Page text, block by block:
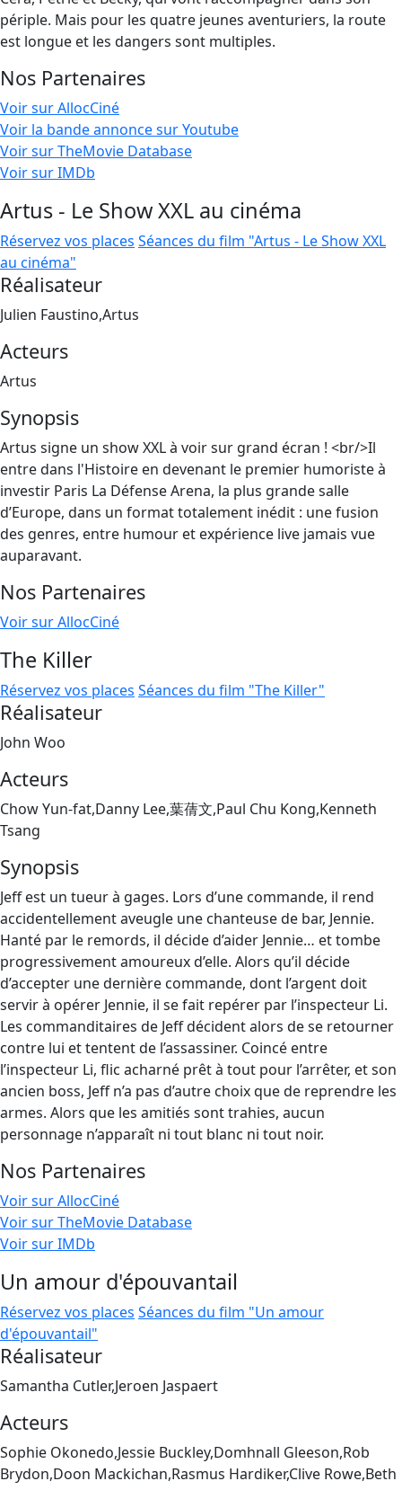
périple. Mais pour les quatre jeunes aventuriers, la route
est longue et les dangers sont multiples.
Nos Partenaires
Voir sur AllocCiné
Voir la bande annonce sur Youtube
Voir sur TheMovie Database
Voir sur IMDb
Artus - Le Show XXL au cinéma
Réservez vos places Séances du film "Artus - Le Show XXL
au cinéma"
Réalisateur
Julien Faustino,Artus
Acteurs
Artus
Synopsis
Artus signe un show XXL à voir sur grand écran ! <br/>Il
entre dans l'Histoire en devenant le premier humoriste à
investir Paris La Défense Arena, la plus grande salle
d’Europe, dans un format totalement inédit : une fusion
des genres, entre humour et expérience live jamais vue
auparavant.
Nos Partenaires
Voir sur AllocCiné
The Killer
Réservez vos places Séances du film "The Killer"
Réalisateur
John Woo
Acteurs
Chow Yun-fat,Danny Lee,葉蒨文,Paul Chu Kong,Kenneth
Tsang
Synopsis
Jeff est un tueur à gages. Lors d’une commande, il rend
accidentellement aveugle une chanteuse de bar, Jennie.
Hanté par le remords, il décide d’aider Jennie… et tombe
progressivement amoureux d’elle. Alors qu’il décide
d’accepter une dernière commande, dont l’argent doit
servir à opérer Jennie, il se fait repérer par l’inspecteur Li.
Les commanditaires de Jeff décident alors de se retourner
contre lui et tentent de l’assassiner. Coincé entre
l’inspecteur Li, flic acharné prêt à tout pour l’arrêter, et son
ancien boss, Jeff n’a pas d’autre choix que de reprendre les
armes. Alors que les amitiés sont trahies, aucun
personnage n’apparaît ni tout blanc ni tout noir.
Nos Partenaires
Voir sur AllocCiné
Voir sur TheMovie Database
Voir sur IMDb
Un amour d'épouvantail
Réservez vos places Séances du film "Un amour
d'épouvantail"
Réalisateur
Samantha Cutler,Jeroen Jaspaert
Acteurs
Sophie Okonedo,Jessie Buckley,Domhnall Gleeson,Rob
Brydon,Doon Mackichan,Rasmus Hardiker,Clive Rowe,Beth